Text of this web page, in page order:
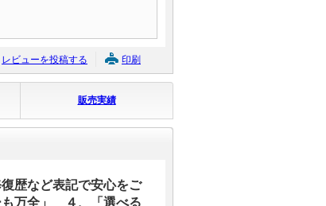
レビューを投稿する 印刷
販売実績
歴など表記で安心をご
万全」 ４、「選べる